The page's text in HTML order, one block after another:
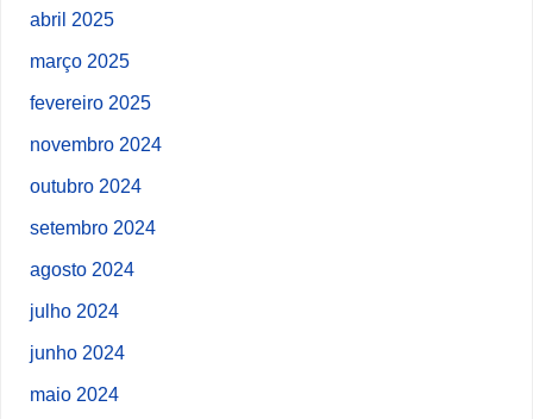
abril 2025
março 2025
fevereiro 2025
novembro 2024
outubro 2024
setembro 2024
agosto 2024
julho 2024
junho 2024
maio 2024